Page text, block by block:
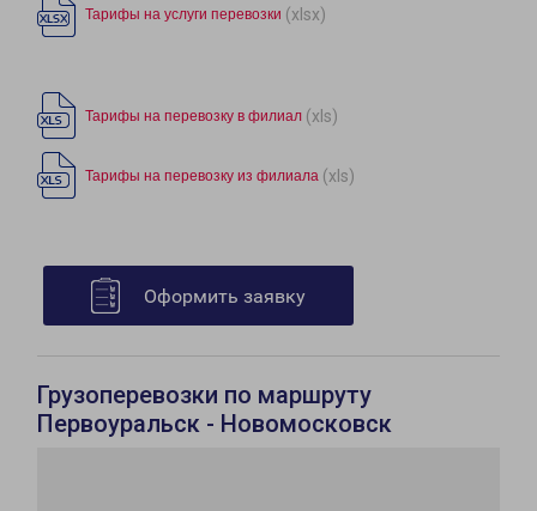
Тарифы на услуги перевозки (xlsx)
Тарифы на перевозку в филиал (xls)
Тарифы на перевозку из филиала (xls)
Оформить заявку
Грузоперевозки по маршруту
Первоуральск - Новомосковск